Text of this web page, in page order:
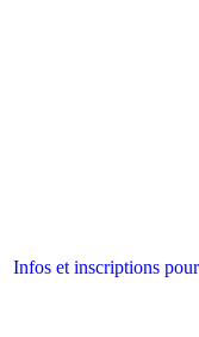
Infos et inscriptions